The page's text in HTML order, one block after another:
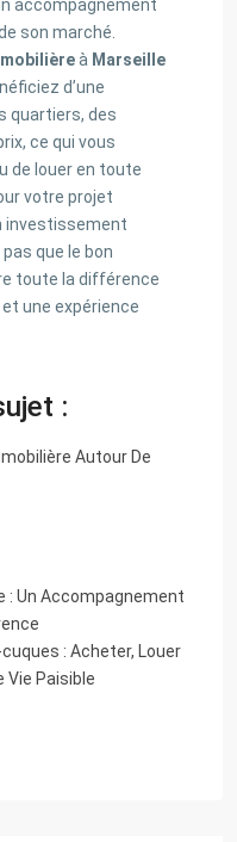
accompagnement
son marché.
à Marseille
d’une
quartiers, des
ce qui vous
de louer en toute
votre projet
investissement
que le bon
toute la différence
une expérience
:
Autour De
: Un Accompagnement
: Acheter, Louer
Vie Paisible